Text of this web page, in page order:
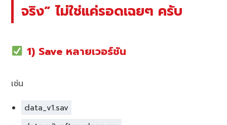
จริง” ไม่ใช่แค่รอดเฉยๆ ครับ
1) Save หลายเวอร์ชัน
เช่น
data_v1.sav